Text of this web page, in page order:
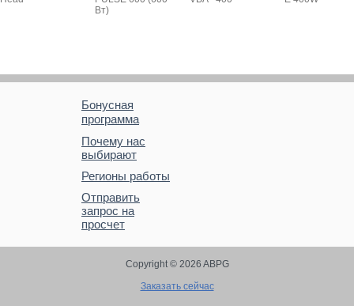
Вт)
Бонусная
программа
Почему нас
выбирают
Регионы работы
Отправить
запрос на
просчет
Copyright © 2026 ABPG
Заказать сейчас